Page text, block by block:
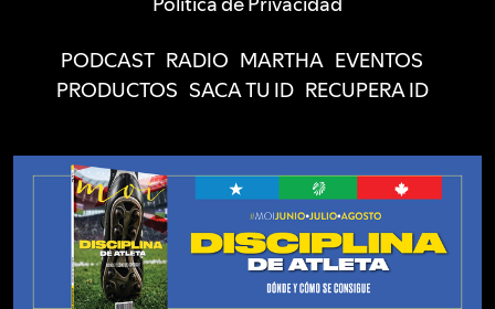
PODCAST RADIO MARTHA EVENTOS
PRODUCTOS SACA TU ID RECUPERA ID